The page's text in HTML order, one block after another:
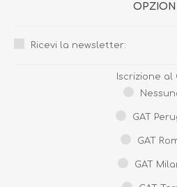
OPZIONI
Ricevi la newsletter:
Iscrizione al
GAT
GAT
GAT